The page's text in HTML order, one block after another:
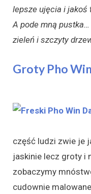
lepsze ujęcia i jakoś
A pode mną
zieleń i szczyty
Groty Pho
część ludzi zwie je
jaskinie lecz groty i
zobaczymy
cudownie